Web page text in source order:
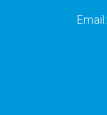
Email: